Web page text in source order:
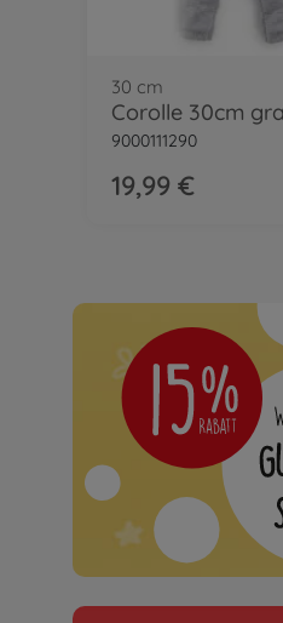
30 cm
Corolle 30cm
9000111290
19,99 €